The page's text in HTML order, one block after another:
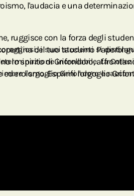
l'audacia e una
ruggisce con la forza degli
del tuo taccuino
lo spirito di Grifondoro,
eroismo. Esprimi l'orgoglio
i suoi studenti si
incrollabile. La
l'orgoglio Grifondoro e